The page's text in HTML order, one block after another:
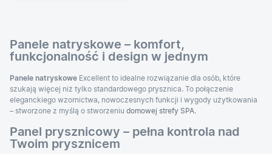
Panele natryskowe – komfort,
funkcjonalność i design w jednym
Panele natryskowe Excellent to idealne rozwiązanie dla osób, które
szukają więcej niż tylko standardowego prysznica. To połączenie
eleganckiego wzornictwa, nowoczesnych funkcji i wygody użytkowania
– stworzone z myślą o stworzeniu domowej strefy SPA.
Panel prysznicowy – pełna kontrola nad
Twoim prysznicem